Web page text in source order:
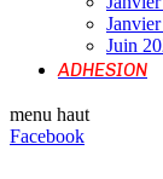
Juin
ADHESION
menu haut
Facebook